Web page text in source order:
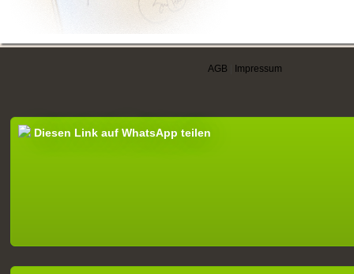
AGB Impressum
Diesen Link auf WhatsApp teilen